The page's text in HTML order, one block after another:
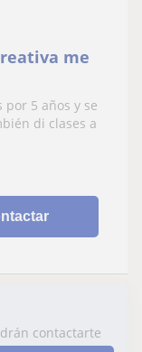
me
5 años y se
di clases a
contactarte